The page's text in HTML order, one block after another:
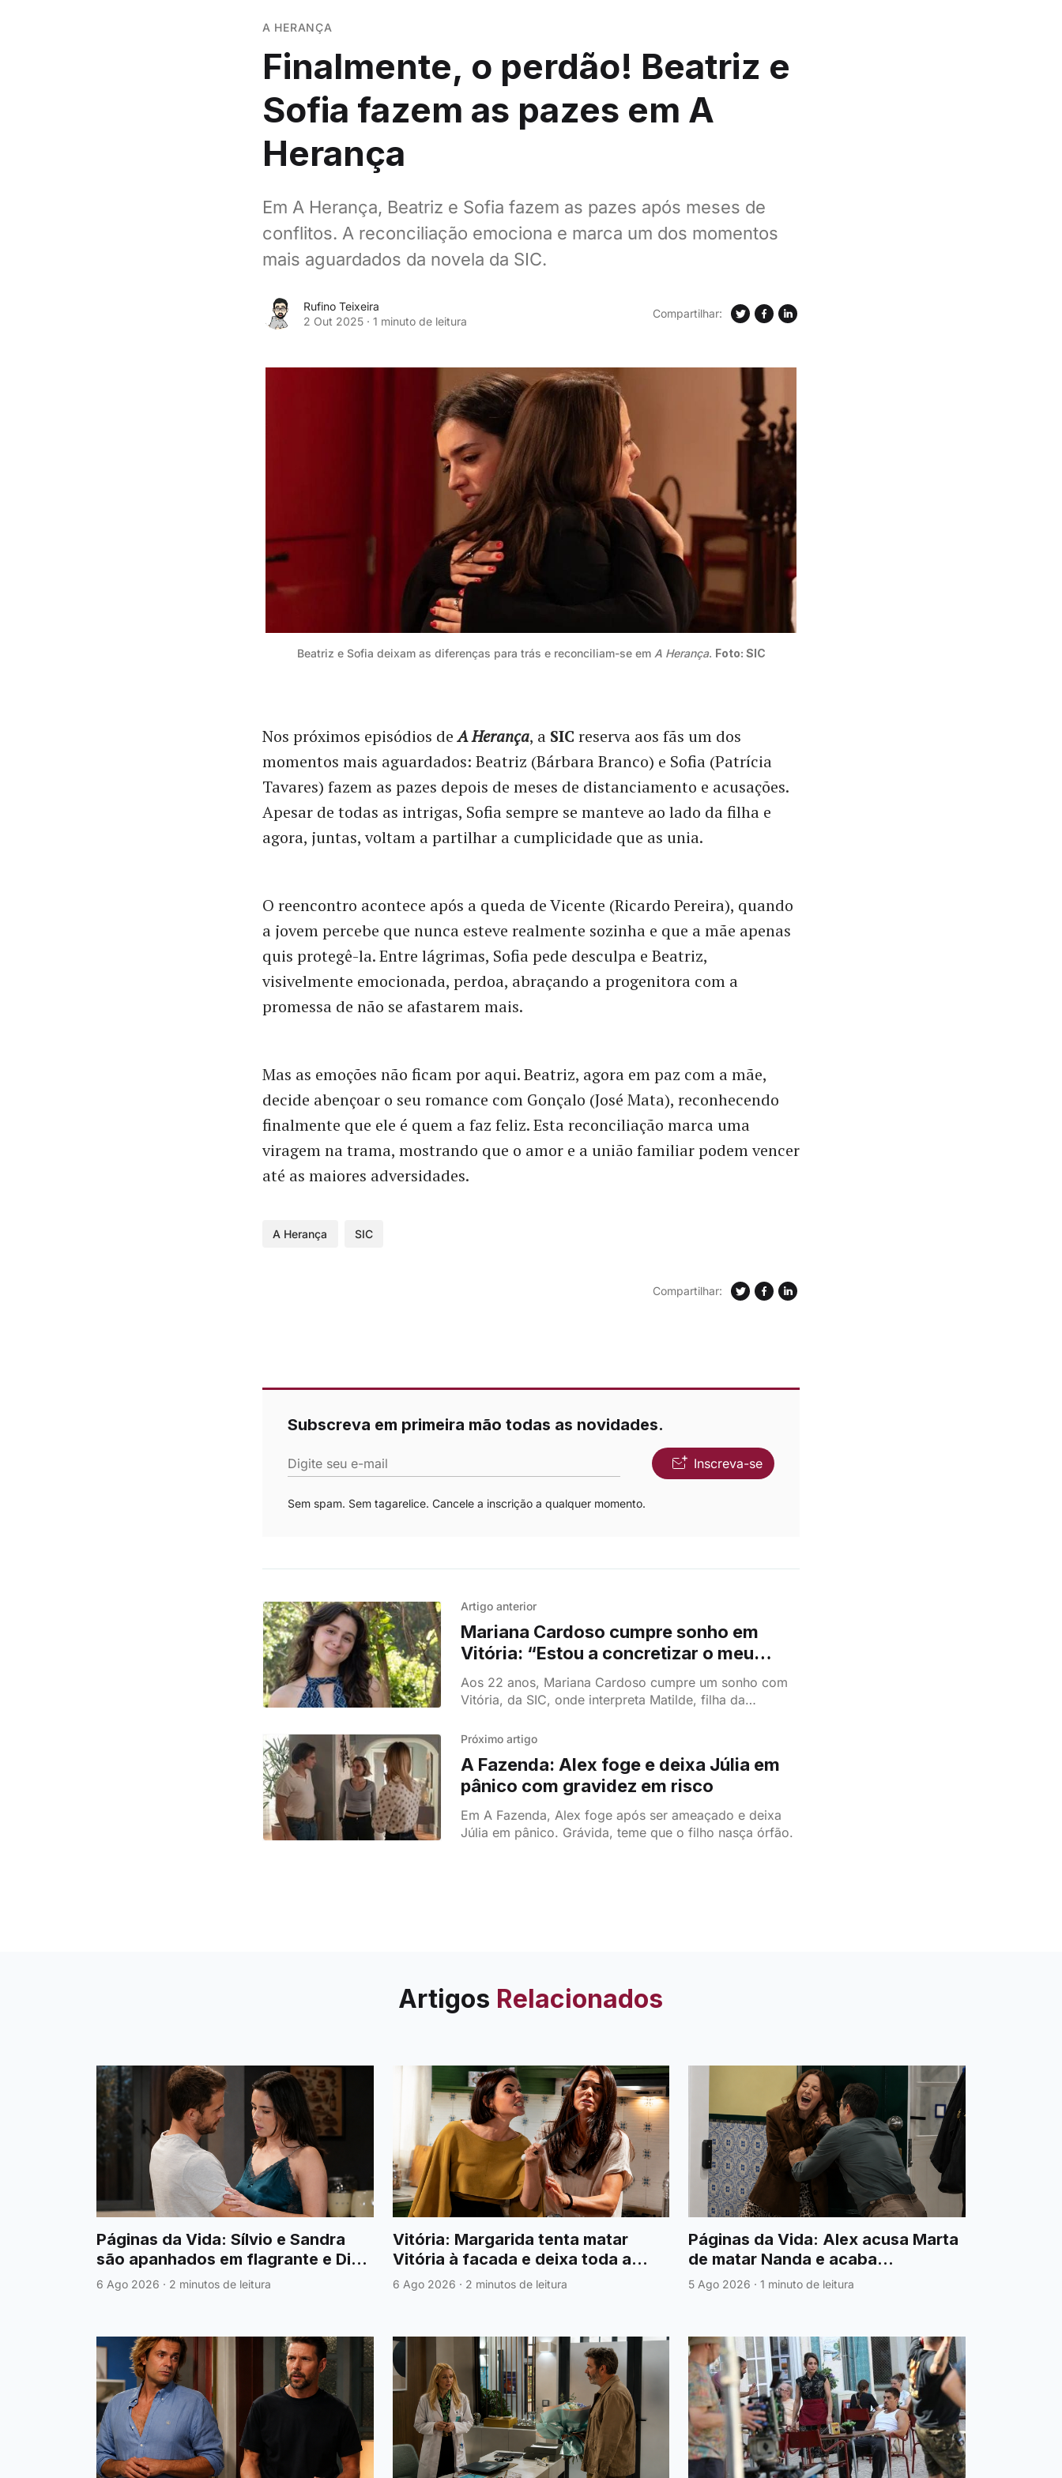
A HERANÇA
Finalmente, o perdão! Beatriz e
Sofia fazem as pazes em A
Herança
Em A Herança, Beatriz e Sofia fazem as pazes após meses de
conflitos. A reconciliação emociona e marca um dos momentos
mais aguardados da novela da SIC.
Rufino Teixeira
2 Out 2025 · 1 minuto de leitura
Compartilhar:
Beatriz e Sofia deixam as diferenças para trás e reconciliam-se em A Herança. Foto: SIC
Nos próximos episódios deA Herança, a SIC reserva aos fãs um dos
momentos mais aguardados: Beatriz (Bárbara Branco) e Sofia (Patrícia
Tavares) fazem as pazes depois de meses de distanciamento e acusações.
Apesar de todas as intrigas, Sofia sempre se manteve ao lado da filha e
agora, juntas, voltam a partilhar a cumplicidade que as unia.
O reencontro acontece após a queda de Vicente (Ricardo Pereira), quando
a jovem percebe que nunca esteve realmente sozinha e que a mãe apenas
quis protegê-la. Entre lágrimas, Sofia pede desculpa e Beatriz,
visivelmente emocionada, perdoa, abraçando a progenitora com a
promessa de não se afastarem mais.
Mas as emoções não ficam por aqui. Beatriz, agora em paz com a mãe,
decide abençoar o seu romance com Gonçalo (José Mata), reconhecendo
finalmente que ele é quem a faz feliz. Esta reconciliação marca uma
viragem na trama, mostrando que o amor e a união familiar podem vencer
até as maiores adversidades.
A Herança SIC
Compartilhar:
Subscreva em primeira mão todas as novidades.
Digite seu e-mail Inscreva-se
Sem spam. Sem tagarelice. Cancele a inscrição a qualquer momento.
Artigo anterior
Mariana Cardoso cumpre sonho em
Vitória: “Estou a concretizar o meu
sonho”
Aos 22 anos, Mariana Cardoso cumpre um sonho com
Vitória, da SIC, onde interpreta Matilde, filha da
Próximo artigo
A Fazenda: Alex foge e deixa Júlia em
pânico com gravidez em risco
Em A Fazenda, Alex foge após ser ameaçado e deixa
Júlia em pânico. Grávida, teme que o filho nasça órfão.
Artigos Relacionados
Páginas da Vida: Sílvio e Sandra
são apanhados em flagrante e Dinis
fica em choque
6 Ago 2026 · 2 minutos de leitura
Vitória: Margarida tenta matar
Vitória à facada e deixa toda a
família em choque
6 Ago 2026 · 2 minutos de leitura
Páginas da Vida: Alex acusa Marta
de matar Nanda e acaba
violentamente agredido
5 Ago 2026 · 1 minuto de leitura